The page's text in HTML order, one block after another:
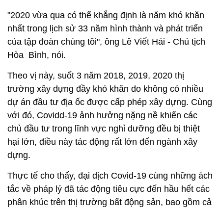
"2020 vừa qua có thể khẳng định là năm khó khăn
nhất trong lịch sử 33 năm hình thành và phát triển
của tập đoàn chúng tôi", ông Lê Viết Hải - Chủ tịch
Hòa Bình, nói.
Theo vị này, suốt 3 năm 2018, 2019, 2020 thị
trường xây dựng đầy khó khăn do không có nhiều
dự án đầu tư địa ốc được cấp phép xây dựng. Cùng
với đó, Covidd-19 ảnh hưởng nặng nề khiến các
chủ đầu tư trong lĩnh vực nghỉ dưỡng đều bị thiệt
hại lớn, điều này tác động rất lớn đến ngành xây
dựng.
Thực tế cho thấy, đại dịch Covid-19 cùng những ách
tắc về pháp lý đã tác động tiêu cực đến hầu hết các
phân khúc trên thị trường bất động sản, bao gồm cả